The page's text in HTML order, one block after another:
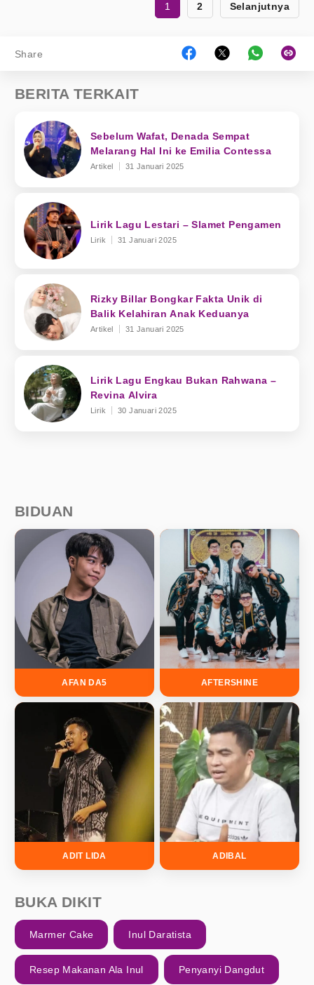
1 2 Selanjutnya
Share
BERITA TERKAIT
Sebelum Wafat, Denada Sempat
Melarang Hal Ini ke Emilia Contessa
Artikel 31 Januari 2025
Lirik Lagu Lestari – Slamet Pengamen
Lirik 31 Januari 2025
Rizky Billar Bongkar Fakta Unik di
Balik Kelahiran Anak Keduanya
Artikel 31 Januari 2025
Lirik Lagu Engkau Bukan Rahwana –
Revina Alvira
Lirik 30 Januari 2025
BIDUAN
AFAN DA5 AFTERSHINE
ADIT LIDA ADIBAL
BUKA DIKIT
Marmer Cake Inul Daratista
Resep Makanan Ala Inul Penyanyi Dangdut